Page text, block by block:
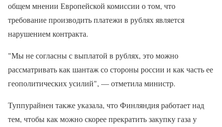
общем мнении Европейской комиссии о том, что
требование производить платежи в рублях является
нарушением контракта.
"Мы не согласны с выплатой в рублях, это можно
рассматривать как шантаж со стороны россии и как часть ее
геополитических усилий", — отметила министр.
Туппурайнен также указала, что Финляндия работает над
тем, чтобы как можно скорее прекратить закупку газа у